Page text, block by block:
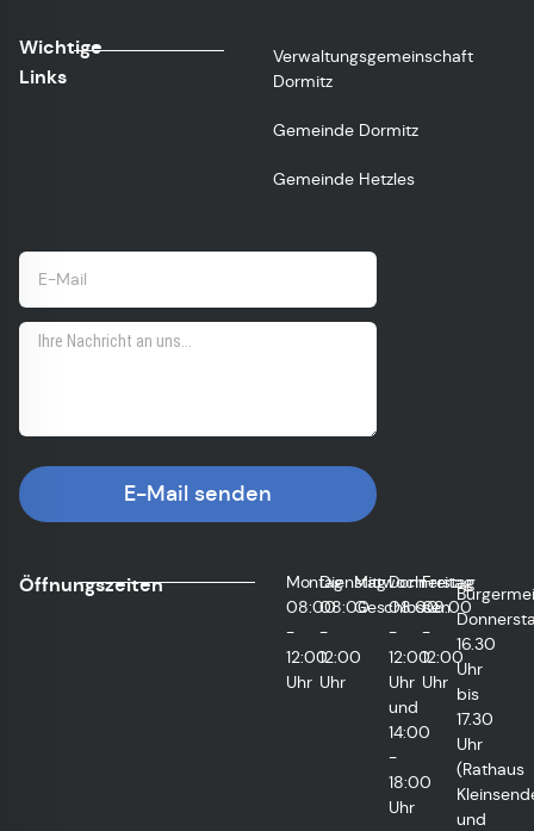
Wichtige
Links
Verwaltungsgemeinschaft
Dormitz
Gemeinde Dormitz
Gemeinde Hetzles
E-Mail senden
Öffnungszeiten
Montag
08:00
-
12:00
Uhr
Dienstag
08:00
-
12:00
Uhr
Mittwoch
Geschlossen
Donnerstag
08:00
-
12:00
Uhr
und
14:00
-
18:00
Uhr
Freitag
08:00
-
12:00
Uhr
16.30
Uhr
bis
17.30
Uhr
(Rathaus
und